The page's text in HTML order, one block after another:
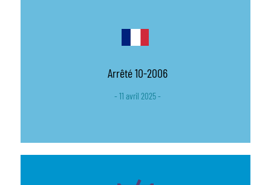
Arrêté 10-2006
- 11 avril 2025 -